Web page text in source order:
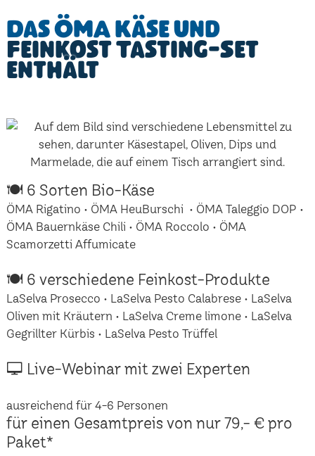
Das ÖMA Käse und
Feinkost Tasting-Set
enthält
🍽 6 Sorten Bio-Käse
ÖMA Rigatino • ÖMA HeuBurschi • ÖMA Taleggio DOP •
ÖMA Bauernkäse Chili • ÖMA Roccolo • ÖMA
Scamorzetti Affumicate
🍽 6 verschiedene Feinkost-Produkte
LaSelva Prosecco • LaSelva Pesto Calabrese • LaSelva
Oliven mit Kräutern • LaSelva Creme limone • LaSelva
Gegrillter Kürbis • LaSelva Pesto Trüffel
🖵 Live-Webinar mit zwei Experten
ausreichend für 4-6 Personen
für einen Gesamtpreis von nur 79,- € pro
Paket*